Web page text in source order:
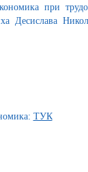
при
Десислава
ТУК